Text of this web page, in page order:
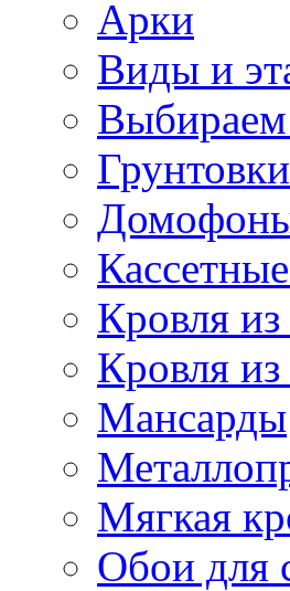
Арки
Виды и
Кровля
Кровля
Мансарды
Мягкая
Обои для